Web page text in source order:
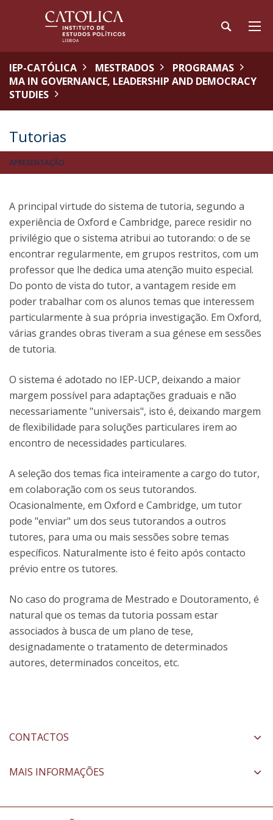
IEP-CATÓLICA MESTRADOS
PROGRAMAS
MA IN GOVERNANCE, LEADERSHIP AND DEMOCRACY
STUDIES
Tutorias
APRESENTAÇÃO
A principal virtude do sistema de tutoria, segundo a
experiência de Oxford e Cambridge, parece residir no
privilégio que o sistema atribui ao tutorando: o de se
encontrar regularmente, em grupos restritos, com um
professor que lhe dedica uma atenção muito especial.
Do ponto de vista do tutor, a vantagem reside em
poder trabalhar com os alunos temas que interessem
particularmente à sua própria investigação. Em Oxford,
várias grandes obras tiveram a sua génese em sessões
de tutoria.
O sistema é adotado no IEP-UCP, deixando a maior
margem possível para adaptações graduais e não
necessariamente "universais", isto é, deixando margem
de flexibilidade para soluções particulares irem ao
encontro de necessidades particulares.
A seleção dos temas fica inteiramente a cargo do tutor,
em colaboração com os seus tutorandos.
Ocasionalmente, em Oxford e Cambridge, um tutor
pode "enviar" um dos seus tutorandos a outros
tutores, para uma ou mais sessões sobre temas
específicos. Naturalmente isto é feito após contacto
prévio entre os tutores.
No caso do programa de Mestrado e Doutoramento, é
natural que os temas da tutoria possam estar
associados à busca de um plano de tese,
designadamente o tratamento de determinados
autores, determinados conceitos, etc.
CONTACTOS
MAIS INFORMAÇÕES